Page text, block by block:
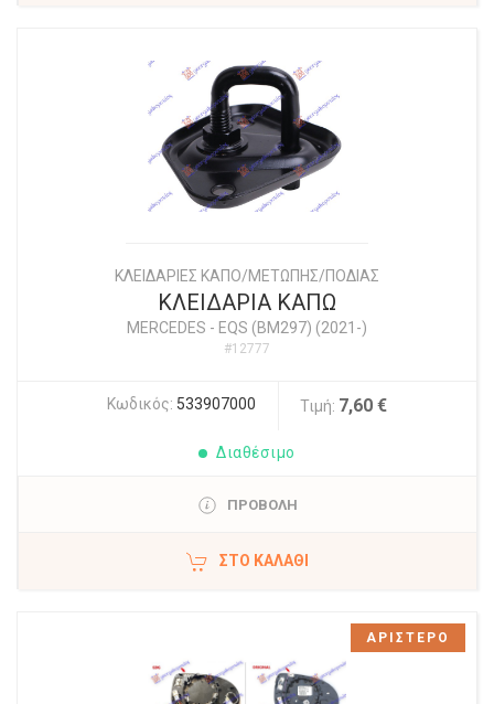
ΚΛΕΙΔΑΡΙΕΣ ΚΑΠΟ/ΜΕΤΩΠΗΣ/ΠΟΔΙΑΣ
ΚΛΕΙΔΑΡΙΑ ΚΑΠΩ
MERCEDES - EQS (BM297) (2021-)
#12777
Κωδικός: 533907000 Τιμή: 7,60 €
Διαθέσιμο
ΠΡΟΒΟΛΗ
ΣΤΟ ΚΑΛΆΘΙ
ΑΡΙΣΤΕΡΟ